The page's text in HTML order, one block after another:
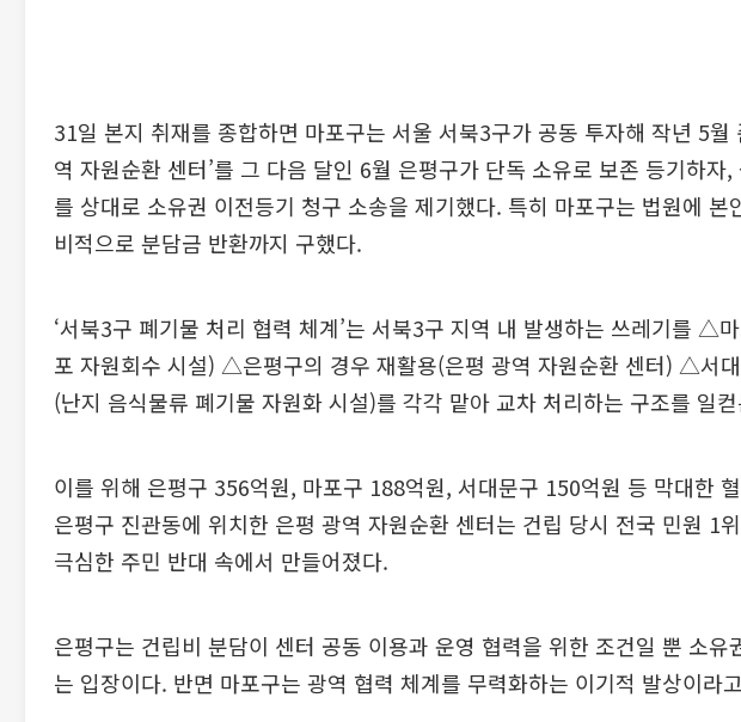
31일 본지 취재를 종합하면 마포구는 서울 서북3구가 공동 투자해 작년 5월
역 자원순환 센터’를 그 다음 달인 6월 은평구가 단독 소유로 보존 등기하자
를 상대로 소유권 이전등기 청구 소송을 제기했다. 특히 마포구는 법원에 본
비적으로 분담금 반환까지 구했다.
‘서북3구 폐기물 처리 협력 체계’는 서북3구 지역 내 발생하는 쓰레기를 △
포 자원회수 시설) △은평구의 경우 재활용(은평 광역 자원순환 센터) △서
(난지 음식물류 폐기물 자원화 시설)를 각각 맡아 교차 처리하는 구조를 일
이를 위해 은평구 356억원, 마포구 188억원, 서대문구 150억원 등 막대한
은평구 진관동에 위치한 은평 광역 자원순환 센터는 건립 당시 전국 민원 1
극심한 주민 반대 속에서 만들어졌다.
은평구는 건립비 분담이 센터 공동 이용과 운영 협력을 위한 조건일 뿐 소유
는 입장이다. 반면 마포구는 광역 협력 체계를 무력화하는 이기적 발상이라